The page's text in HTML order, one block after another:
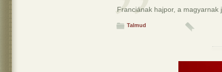
Franciának hajpor, a magyarnak
Talmud